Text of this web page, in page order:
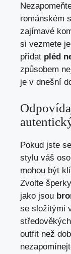
románském
zajímavé
si vezmete
přidat pléd
způsobem
je v dnešní
Pokud jste
stylu váš
mohou být
Zvolte
jako jsou
se složitými
outfit než